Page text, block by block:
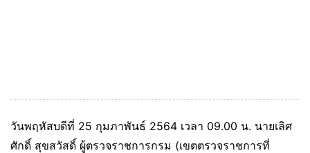
วันพฤหัสบดีที่ 25 กุมภาพันธ์ 2564 เวลา 09.00 น. นายเลิศ
ศักดิ์ สุขสวัสดิ์ ผู้ตรวจราชการกรม (เขตตรวจราชการที่